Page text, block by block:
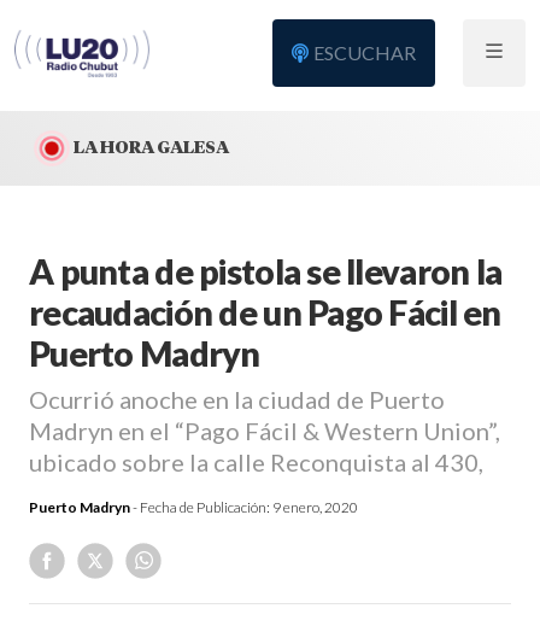
ESCUCHAR
LA HORA GALESA
A punta de pistola se llevaron la
recaudación de un Pago Fácil en
Puerto Madryn
Ocurrió anoche en la ciudad de Puerto
Madryn en el “Pago Fácil & Western Union”,
ubicado sobre la calle Reconquista al 430,
Puerto Madryn- Fecha de Publicación: 9 enero, 2020